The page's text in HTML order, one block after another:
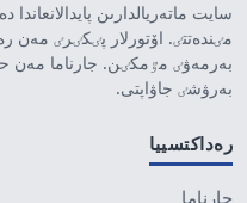
سايت ماتەريالدارىن
مٸندەتتٸ. اۆتورلار پٸكٸرٸ
بەرمەۋٸ مٷمكٸن. جارناما مەن
بەرۋشٸ جاۋاپتى.
رەداكتسييا
جارناما